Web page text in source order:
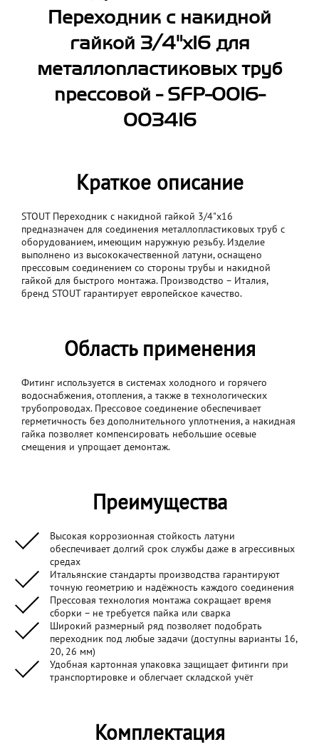
Переходник с накидной
гайкой 3/4"х16 для
металлопластиковых труб
прессовой - SFP-0016-
003416
Краткое описание
STOUT Переходник с накидной гайкой 3/4"х16
предназначен для соединения металлопластиковых труб с
оборудованием, имеющим наружную резьбу. Изделие
выполнено из высококачественной латуни, оснащено
прессовым соединением со стороны трубы и накидной
гайкой для быстрого монтажа. Производство – Италия,
бренд STOUT гарантирует европейское качество.
Область применения
Фитинг используется в системах холодного и горячего
водоснабжения, отопления, а также в технологических
трубопроводах. Прессовое соединение обеспечивает
герметичность без дополнительного уплотнения, а накидная
гайка позволяет компенсировать небольшие осевые
смещения и упрощает демонтаж.
Преимущества
Высокая коррозионная стойкость латуни
обеспечивает долгий срок службы даже в агрессивных
средах
Итальянские стандарты производства гарантируют
точную геометрию и надёжность каждого соединения
Прессовая технология монтажа сокращает время
сборки – не требуется пайка или сварка
Широкий размерный ряд позволяет подобрать
переходник под любые задачи (доступны варианты 16,
20, 26 мм)
Удобная картонная упаковка защищает фитинги при
транспортировке и облегчает складской учёт
Комплектация